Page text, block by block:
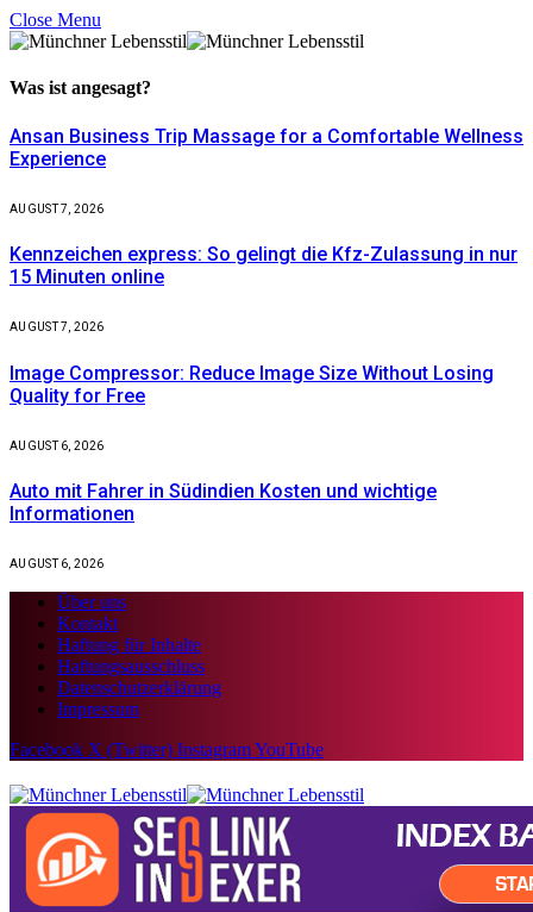
Close Menu
Was ist angesagt?
Ansan Business Trip Massage for a Comfortable Wellness
Experience
AUGUST 7, 2026
Kennzeichen express: So gelingt die Kfz-Zulassung in nur
15 Minuten online
AUGUST 7, 2026
Image Compressor: Reduce Image Size Without Losing
Quality for Free
AUGUST 6, 2026
Auto mit Fahrer in Südindien Kosten und wichtige
Informationen
AUGUST 6, 2026
Über uns
Kontakt
Haftung für Inhalte
Haftungsausschluss
Datenschutzerklärung
Impressum
Facebook X (Twitter) InstagramYouTube